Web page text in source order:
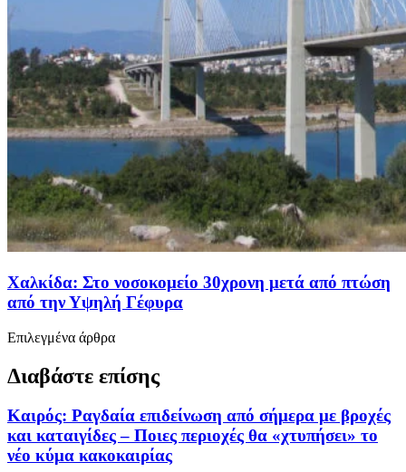
Χαλκίδα: Στο νοσοκομείο 30χρονη μετά από πτώση
από την Υψηλή Γέφυρα
Επιλεγμένα άρθρα
Διαβάστε επίσης
Καιρός: Ραγδαία επιδείνωση από σήμερα με βροχές
και καταιγίδες – Ποιες περιοχές θα «χτυπήσει» το
νέο κύμα κακοκαιρίας